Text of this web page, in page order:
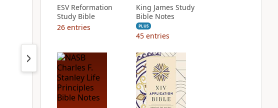
ESV Reformation
Study Bible
26 entries
King James Study
Bible Notes
PLUS
45 entries